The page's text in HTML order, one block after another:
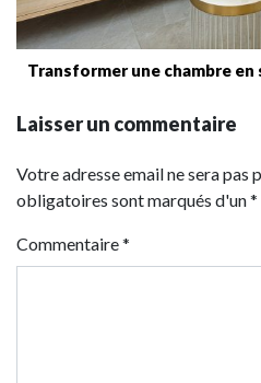
Transformer une chambre en
Laisser un commentaire
Votre adresse email ne sera pas
obligatoires sont marqués d'un *
Commentaire*